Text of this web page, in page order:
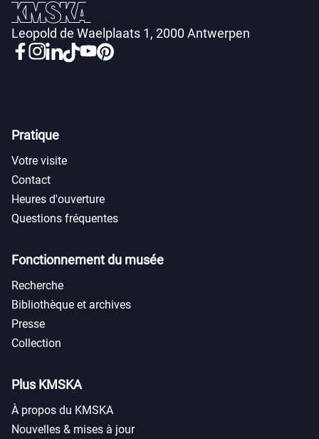
Leopold de Waelplaats 1, 2000 Antwerpen
Pratique
Votre visite
Contact
Heures d'ouverture
Questions fréquentes
Fonctionnement du musée
Recherche
Bibliothèque et archives
Presse
Collection
Plus KMSKA
À propos du KMSKA
Nouvelles & mises à jour